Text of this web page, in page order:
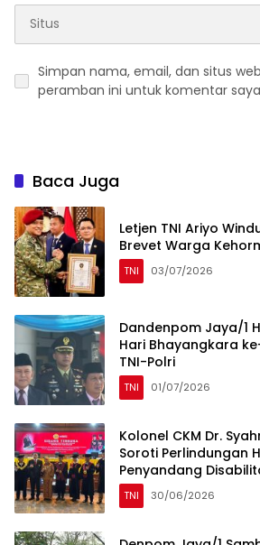
Simpan nama, email, dan situs
peramban ini untuk komentar
Baca Juga
Letjen TNI Ariyo
Brevet Warga
TNI 03/07/2026
Dandenpom Jaya/1
Hari Bhayangkara
TNI-Polri
TNI 01/07/2026
Kolonel CKM Dr.
Soroti Perlindungan
Penyandang
TNI 30/06/2026